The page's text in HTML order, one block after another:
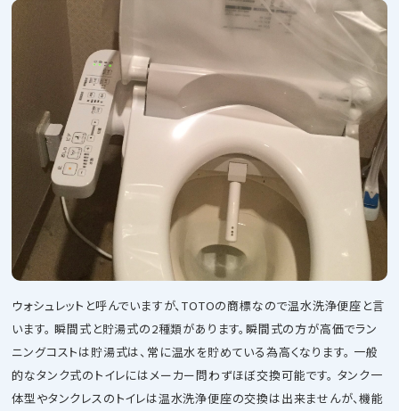
ウォシュレットと呼んでいますが、TOTOの商標なので温水洗浄便座と言
います。 瞬間式と貯湯式の2種類があります。瞬間式の方が高価でラン
ニングコストは貯湯式は、常に温水を貯めている為高くなります。 一般
的なタンク式のトイレにはメーカー問わずほぼ交換可能です。 タンク一
体型やタンクレスのトイレは温水洗浄便座の交換は出来ませんが、機能